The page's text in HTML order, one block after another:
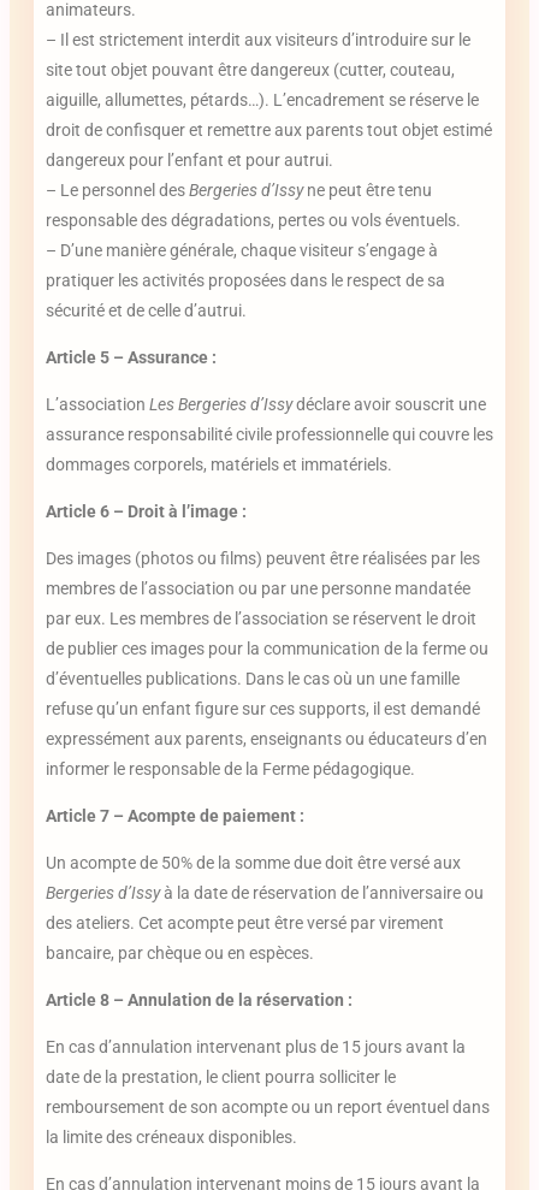
animateurs.
– Il est strictement interdit aux visiteurs d’introduire sur le
site tout objet pouvant être dangereux (cutter, couteau,
aiguille, allumettes, pétards…). L’encadrement se réserve le
droit de confisquer et remettre aux parents tout objet estimé
dangereux pour l’enfant et pour autrui.
– Le personnel desBergeries d’Issyne peut être tenu
responsable des dégradations, pertes ou vols éventuels.
– D’une manière générale, chaque visiteur s’engage à
pratiquer les activités proposées dans le respect de sa
sécurité et de celle d’autrui.
Article 5 – Assurance :
L’association Les Bergeries d’Issydéclare avoir souscrit une
assurance responsabilité civile professionnelle qui couvre les
dommages corporels, matériels et immatériels.
Article 6 – Droit à l’image :
Des images (photos ou films) peuvent être réalisées par les
membres de l’association ou par une personne mandatée
par eux. Les membres de l’association se réservent le droit
de publier ces images pour la communication de la ferme ou
d’éventuelles publications. Dans le cas où un une famille
refuse qu’un enfant figure sur ces supports, il est demandé
expressément aux parents, enseignants ou éducateurs d’en
informer le responsable de la Ferme pédagogique.
Article 7 – Acompte de paiement :
Un acompte de 50% de la somme due doit être versé aux
Bergeries d’Issyà la date de réservation de l’anniversaire ou
des ateliers. Cet acompte peut être versé par virement
bancaire, par chèque ou en espèces.
Article 8 – Annulation de la réservation :
En cas d’annulation intervenant plus de 15 jours avant la
date de la prestation, le client pourra solliciter le
remboursement de son acompte ou un report éventuel dans
la limite des créneaux disponibles.
En cas d’annulation intervenant moins de 15 jours avant la